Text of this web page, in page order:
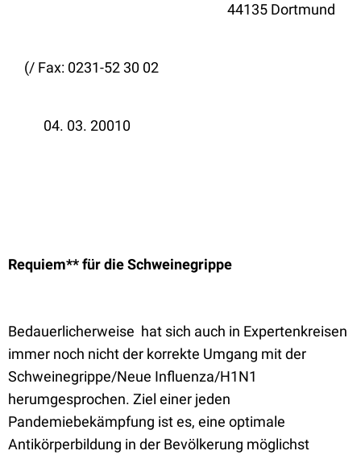
44135 Dortmund
(/ Fax: 0231-52 30 02
04. 03. 20010
Requiem** für die Schweinegrippe
Bedauerlicherweise hat sich auch in Expertenkreisen
immer noch nicht der korrekte Umgang mit der
Schweinegrippe/Neue Influenza/H1N1
herumgesprochen. Ziel einer jeden
Pandemiebekämpfung ist es, eine optimale
Antikörperbildung in der Bevölkerung möglichst